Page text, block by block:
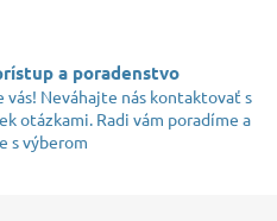
a poradenstvo
vás! Neváhajte nás kontaktovať s
otázkami. Radi vám poradíme a
s výberom